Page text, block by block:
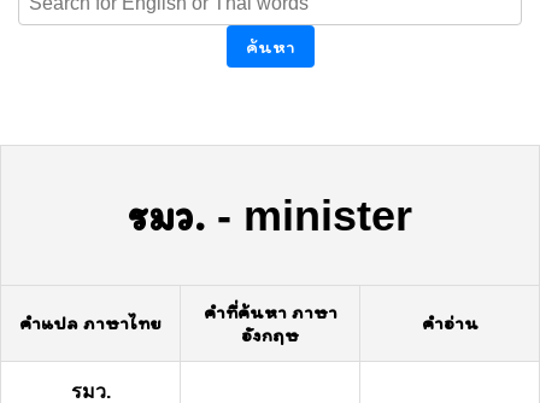
ค้นหา
รมว. - minister
คำแปล ภาษาไทย
คำที่ค้นหา ภาษา
อังกฤษ
คำอ่าน
รมว.